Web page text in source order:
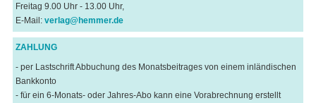
Freitag 9.00 Uhr - 13.00 Uhr,
E-Mail: verlag@hemmer.de
ZAHLUNG
- per Lastschrift Abbuchung des Monatsbeitrages von einem inländischen
Bankkonto
- für ein 6-Monats- oder Jahres-Abo kann eine Vorabrechnung erstellt